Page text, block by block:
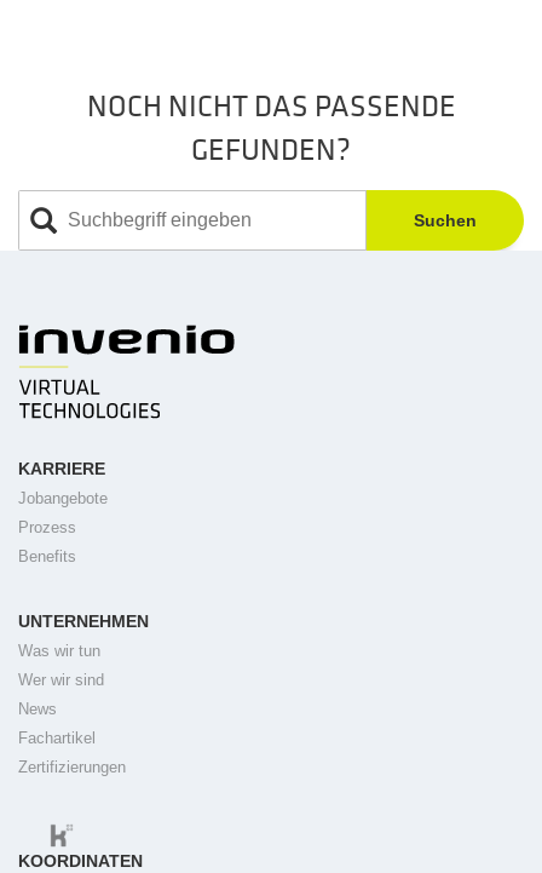
NOCH NICHT DAS PASSENDE
GEFUNDEN?
Suchen
KARRIERE
Jobangebote
Prozess
Benefits
UNTERNEHMEN
Was wir tun
Wer wir sind
News
Fachartikel
Zertifizierungen
KOORDINATEN